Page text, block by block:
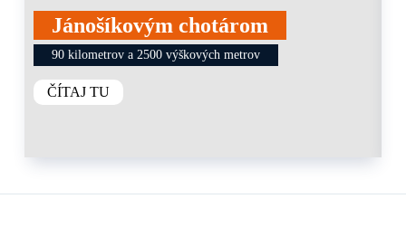
Jánošíkovým chotárom
90 kilometrov a 2500 výškových metrov
ČÍTAJ TU